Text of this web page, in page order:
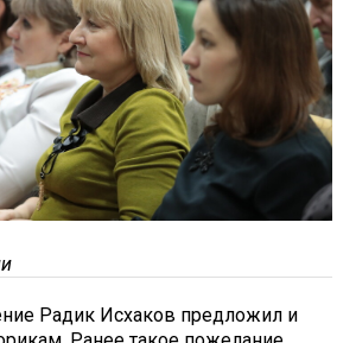
Радик Исхаков предложил и